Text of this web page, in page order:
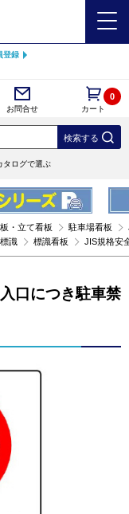
登録
お問合せ カート
0
タログで選ぶ
・立て看板 駐車場看板
識 標識看板 JIS規格安
口につき駐車禁